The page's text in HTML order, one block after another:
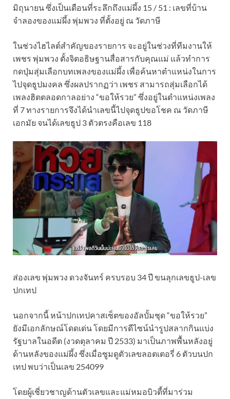
มิถุนายน ซึ่งเป็นเดือนที่ระลึกถึงแม่ผึ้ง 15 / 51 : เลขที่บ้าน
จำลองของแม่ผึ้ง พุ่มพวง ที่ตั้งอยู่ ณ วัดภาษี
ในช่วงไฮไลต์สำคัญของรายการ จะอยู่ในช่วงที่ทีมงานให้
เพชร พุ่มพวง ตั้งจิตอธิษฐานสื่อสารกับคุณแม่ แล้วทำการ
กดปุ่มสุ่มเลือกบทเพลงของแม่ผึ้ง เพื่อค้นหาตำแหน่งในการ
ไปจุดธูปมงคล ซึ่งผลปรากฏว่า เพชร สามารถสุ่มเลือกได้
เพลงฮิตตลอดกาลอย่าง “ขอให้รวย” ซึ่งอยู่ในตำแหน่งเพลง
ที่ 7 ทางรายการจึงได้นำเลขนี้ไปจุดธูปขอโชค ณ วัดภาษี
เอกมัย จนได้เลขธูป 3 ตัวตรงคือเลข 118
ส่องเลข พุ่มพวง ดวงจันทร์ ครบรอบ 34 ปี ขนลุกเลขธูป-เลข
ปกเทป
นอกจากนี้ หน้าปกเทปคาสเซ็ตของอัลบั้มชุด “ขอให้รวย”
ยังมีเอกลักษณ์โดดเด่น โดยมีการดีไซน์นำรูปสลากกินแบ่ง
รัฐบาลในอดีต (งวดตุลาคม ปี 2533) มาเป็นภาพพื้นหลังอยู่
ด้านหลังของแม่ผึ้ง ซึ่งเมื่อซูมดูตัวเลขลอตเตอรี่ 6 ตัวบนปก
เทป พบว่าเป็นเลข 254099
โดยผู้เชี่ยวชาญด้านตัวเลขและแม่หมอบิวตี้ที่มาร่วม